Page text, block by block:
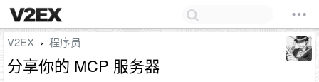
V2EX › 程序员
分享你的 MCP 服务器